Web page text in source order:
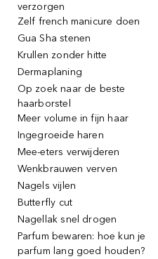
verzorgen
Zelf french manicure doen
Gua Sha stenen
Krullen zonder hitte
Dermaplaning
Op zoek naar de beste
haarborstel
Meer volume in fijn haar
Ingegroeide haren
Mee-eters verwijderen
Wenkbrauwen verven
Nagels vijlen
Butterfly cut
Nagellak snel drogen
Parfum bewaren: hoe kun je
parfum lang goed houden?